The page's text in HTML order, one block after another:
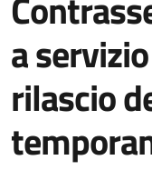
a
rilascio